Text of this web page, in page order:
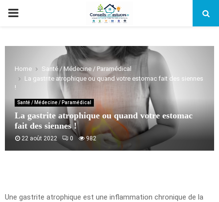
PRIMARY
Home
Santé / Médecine / Paramédical
La gastrite atrophique ou quand votre estomac fait des siennes
!
Santé / Médecine / Paramédical
La gastrite atrophique ou quand votre estomac
fait des siennes !
22 août 2022 0 982
Une gastrite atrophique est une inflammation chronique de la